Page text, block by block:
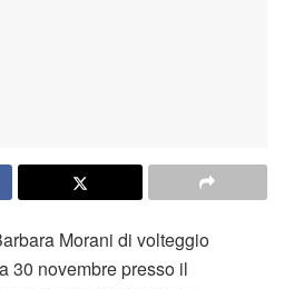
Morani di volteggio
30 novembre presso il